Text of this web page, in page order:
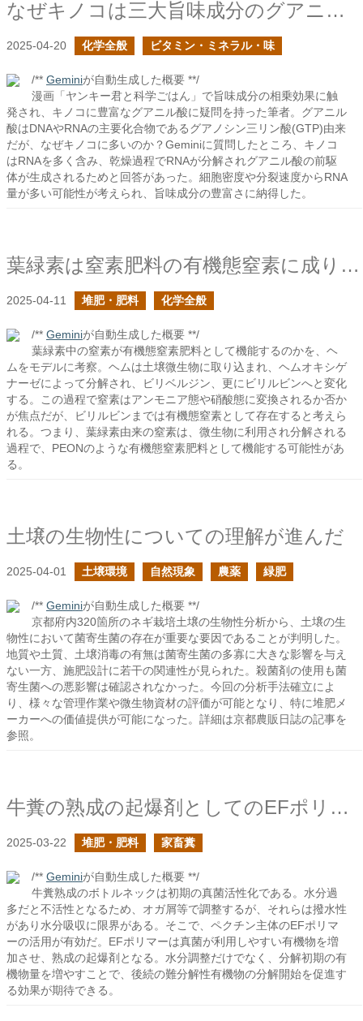
なぜキノコは三大旨味成分のグアニル酸が豊富なのだろう？
2025-04-20 化学全般 ビタミン・ミネラル・味
/** Geminiが自動生成した概要 **/
漫画「ヤンキー君と科学ごはん」で旨味成分の相乗効果に触
発され、キノコに豊富なグアニル酸に疑問を持った筆者。グアニル
酸はDNAやRNAの主要化合物であるグアノシン三リン酸(GTP)由来
だが、なぜキノコに多いのか？Geminiに質問したところ、キノコ
はRNAを多く含み、乾燥過程でRNAが分解されグアニル酸の前駆
体が生成されるためと回答があった。細胞密度や分裂速度からRNA
量が多い可能性が考えられ、旨味成分の豊富さに納得した。
葉緑素は窒素肥料の有機態窒素に成り得るか？
2025-04-11 堆肥・肥料 化学全般
/** Geminiが自動生成した概要 **/
葉緑素中の窒素が有機態窒素肥料として機能するのかを、ヘ
ムをモデルに考察。ヘムは土壌微生物に取り込まれ、ヘムオキシゲ
ナーゼによって分解され、ビリベルジン、更にビリルビンへと変化
する。この過程で窒素はアンモニア態や硝酸態に変換されるか否か
が焦点だが、ビリルビンまでは有機態窒素として存在すると考えら
れる。つまり、葉緑素由来の窒素は、微生物に利用され分解される
過程で、PEONのような有機態窒素肥料として機能する可能性があ
る。
土壌の生物性についての理解が進んだ
2025-04-01 土壌環境 自然現象 農薬 緑肥
/** Geminiが自動生成した概要 **/
京都府内320箇所のネギ栽培土壌の生物性分析から、土壌の生
物性において菌寄生菌の存在が重要な要因であることが判明した。
地質や土質、土壌消毒の有無は菌寄生菌の多寡に大きな影響を与え
ない一方、施肥設計に若干の関連性が見られた。殺菌剤の使用も菌
寄生菌への悪影響は確認されなかった。今回の分析手法確立によ
り、様々な管理作業や微生物資材の評価が可能となり、特に堆肥メ
ーカーへの価値提供が可能になった。詳細は京都農販日誌の記事を
参照。
牛糞の熟成の起爆剤としてのEFポリマー
2025-03-22 堆肥・肥料 家畜糞
/** Geminiが自動生成した概要 **/
牛糞熟成のボトルネックは初期の真菌活性化である。水分過
多だと不活性となるため、オガ屑等で調整するが、それらは撥水性
があり水分吸収に限界がある。そこで、ペクチン主体のEFポリマ
ーの活用が有効だ。EFポリマーは真菌が利用しやすい有機物を増
加させ、熟成の起爆剤となる。水分調整だけでなく、分解初期の有
機物量を増やすことで、後続の難分解性有機物の分解開始を促進す
る効果が期待できる。